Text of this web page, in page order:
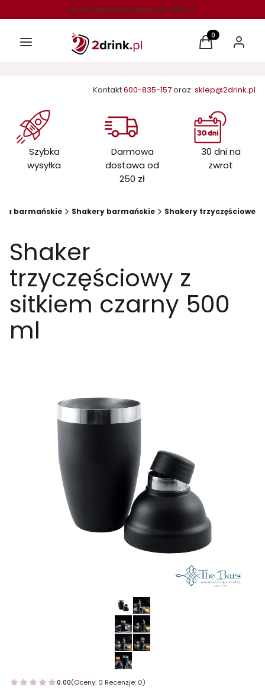
Darmowa dostawa od 250 zł
Menu Produkty w
Koszyk Zaloguj
Kontakt600-835-157oraz: sklep@2drink.pl
Szybka
wysyłka
Darmowa
dostawa od
250 zł
30 dni na
zwrot
barmańskie Shakery barmańskie Shakery trzyczęściowe
Shaker
trzyczęściowy z
sitkiem czarny 500
ml
0.00(Oceny: 0 Recenzje: 0)